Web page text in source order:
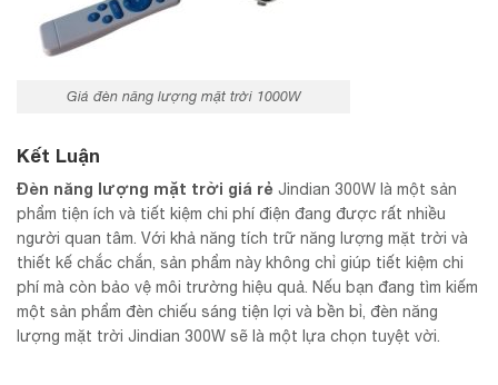
Giá đèn năng lượng mặt trời 1000W
Kết Luận
Đèn năng lượng mặt trời giá rẻ Jindian 300W là một sản
phẩm tiện ích và tiết kiệm chi phí điện đang được rất nhiều
người quan tâm. Với khả năng tích trữ năng lượng mặt trời và
thiết kế chắc chắn, sản phẩm này không chỉ giúp tiết kiệm chi
phí mà còn bảo vệ môi trường hiệu quả. Nếu bạn đang tìm kiếm
một sản phẩm đèn chiếu sáng tiện lợi và bền bỉ, đèn năng
lượng mặt trời Jindian 300W sẽ là một lựa chọn tuyệt vời.